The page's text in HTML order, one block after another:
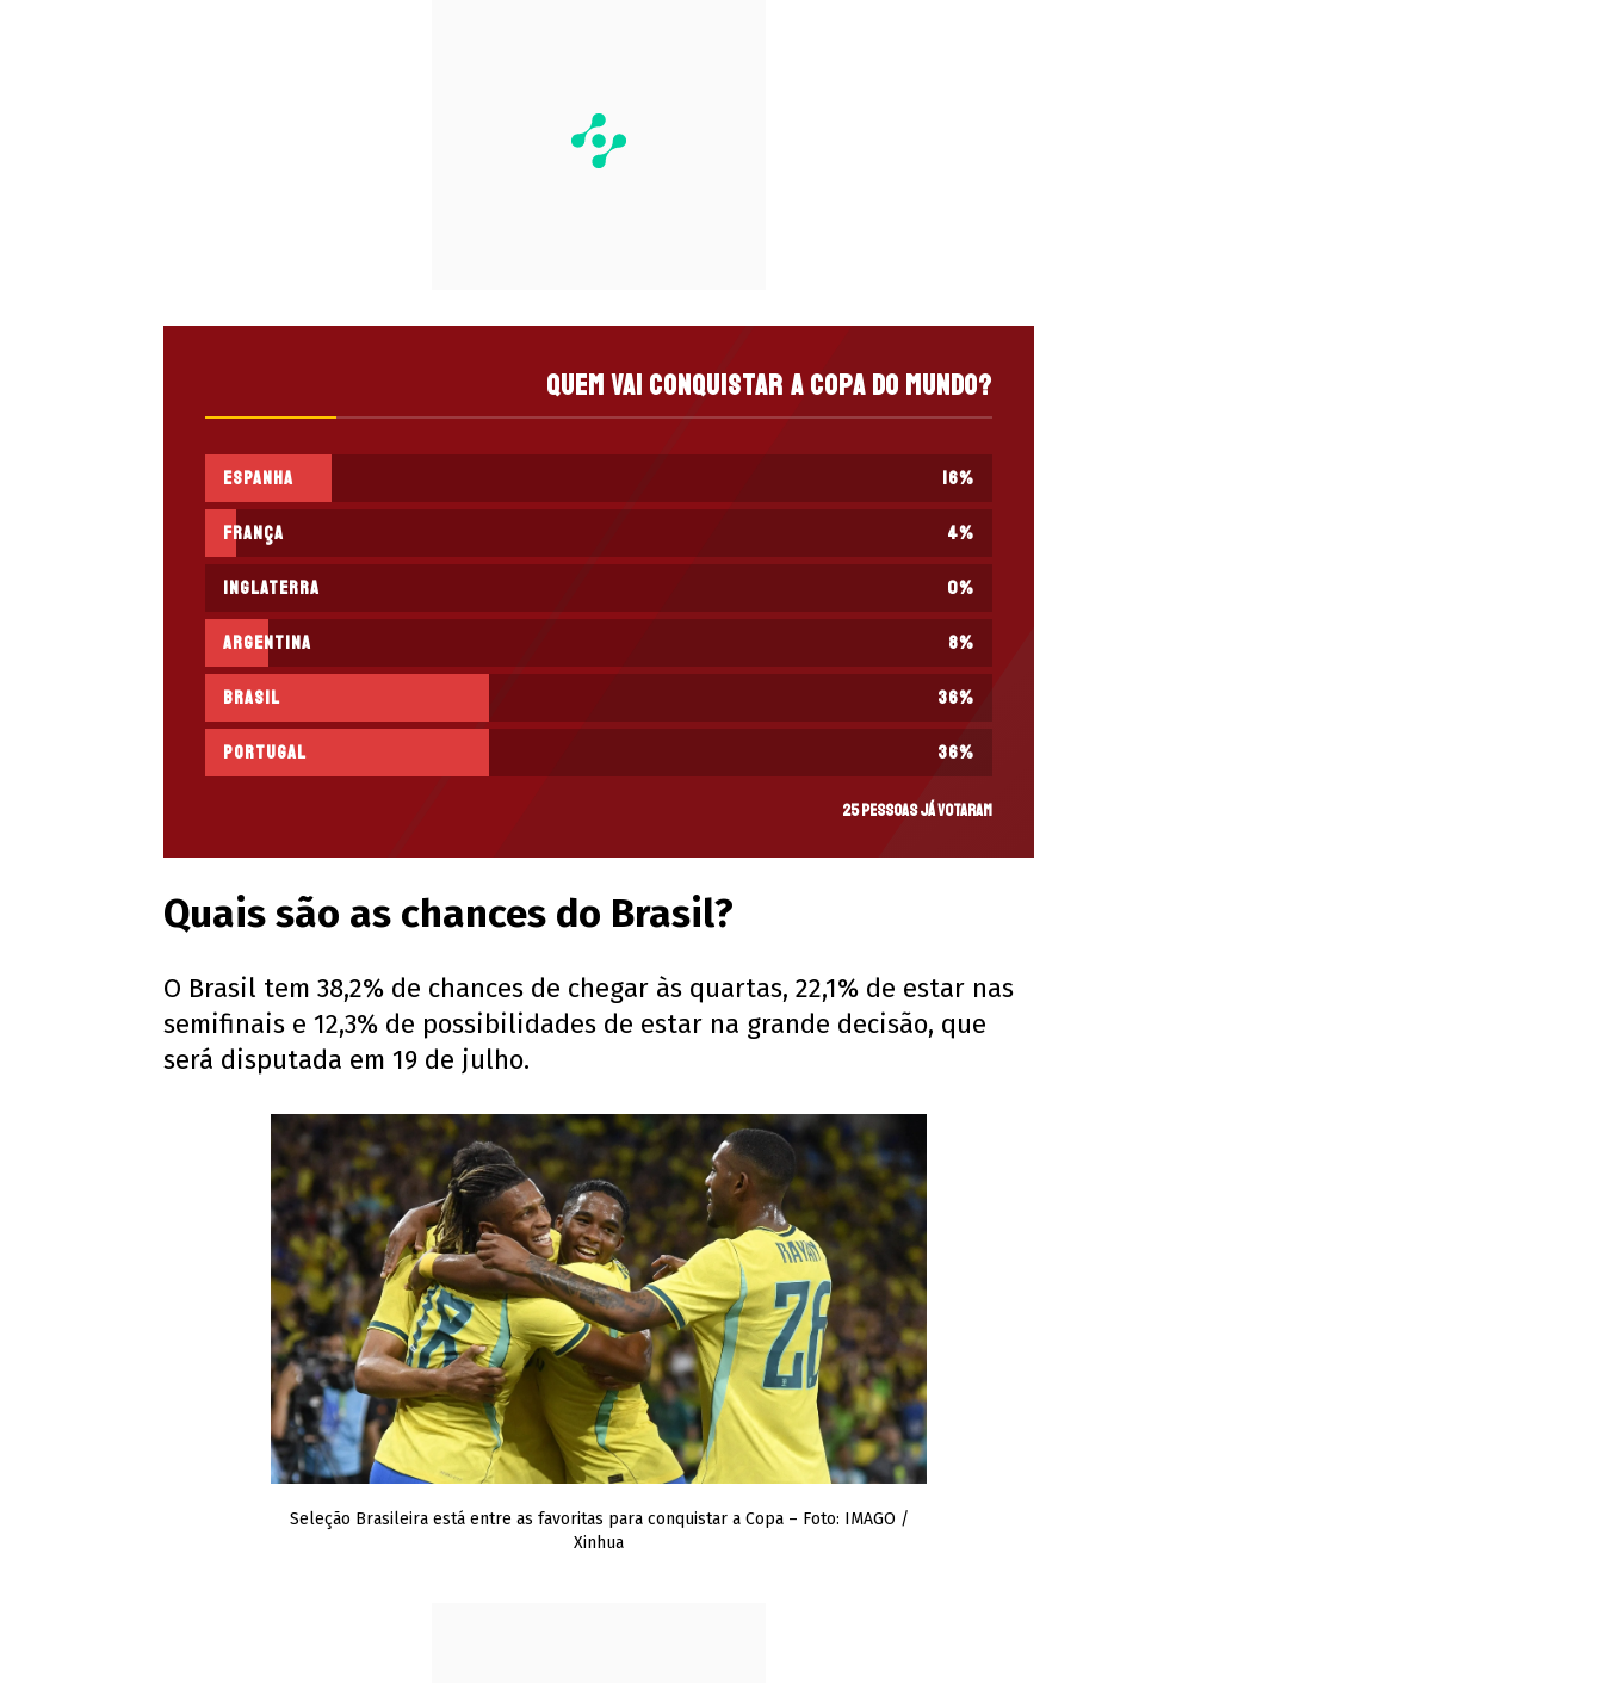
Quem vai conquistar a Copa do Mundo?
Espanha 16%
França 4%
Inglaterra 0%
Argentina 8%
Brasil 36%
Portugal 36%
25 pessoas já votaram
Quais são as chances do Brasil?
O Brasil tem 38,2% de chances de chegar às quartas, 22,1% de estar nas
semifinais e 12,3% de possibilidades de estar na grande decisão, que
será disputada em 19 de julho.
Seleção Brasileira está entre as favoritas para conquistar a Copa – Foto: IMAGO /
Xinhua